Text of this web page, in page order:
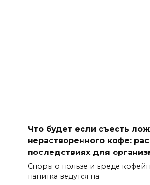
Что будет если съесть
нерастворенного кофе:
последствиях для
Споры о пользе и вреде
напитка ведутся на